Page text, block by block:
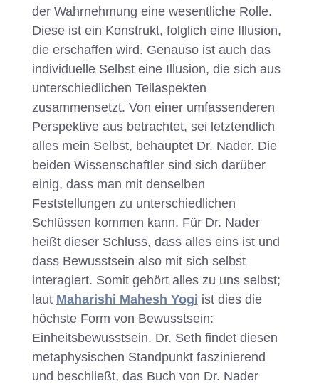
der Wahrnehmung eine wesentliche Rolle.
Diese ist ein Konstrukt, folglich eine Illusion,
die erschaffen wird. Genauso ist auch das
individuelle Selbst eine Illusion, die sich aus
unterschiedlichen Teilaspekten
zusammensetzt. Von einer umfassenderen
Perspektive aus betrachtet, sei letztendlich
alles mein Selbst, behauptet Dr. Nader. Die
beiden Wissenschaftler sind sich darüber
einig, dass man mit denselben
Feststellungen zu unterschiedlichen
Schlüssen kommen kann. Für Dr. Nader
heißt dieser Schluss, dass alles eins ist und
dass Bewusstsein also mit sich selbst
interagiert. Somit gehört alles zu uns selbst;
laut Maharishi Mahesh Yogi ist dies die
höchste Form von Bewusstsein:
Einheitsbewusstsein. Dr. Seth findet diesen
metaphysischen Standpunkt faszinierend
und beschließt, das Buch von Dr. Nader